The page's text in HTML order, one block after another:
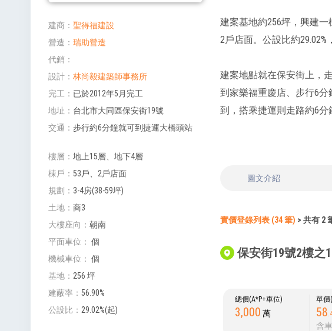
建商
聖得福建設
營造
瑞助營造
代銷
設計
林尚毅建築師事務所
完工
已於2012年5月完工
地址
台北市大同區保安街19號
交通
步行約6分鐘就可到捷運大橋頭站
樓層
地上15層、地下4層
棟戶
53戶、2戶店面
規劃
3-4房(38-59坪)
土地
商3
大樓座向
朝南
平面車位
個
機械車位
個
基地
256 坪
建蔽率
56.90%
公設比
29.02%(起)
建案基地約256坪，興建
2戶店面。公設比約
建案地點就在保安街上，
到家樂福重慶店、步行6
到，搭乘捷運則走路約6分
圖文介紹
實價登錄列表 (34 筆) > 共有 2
保安街19號2樓之1
總價(A*P+車位)
3,000 萬
單價
58
含